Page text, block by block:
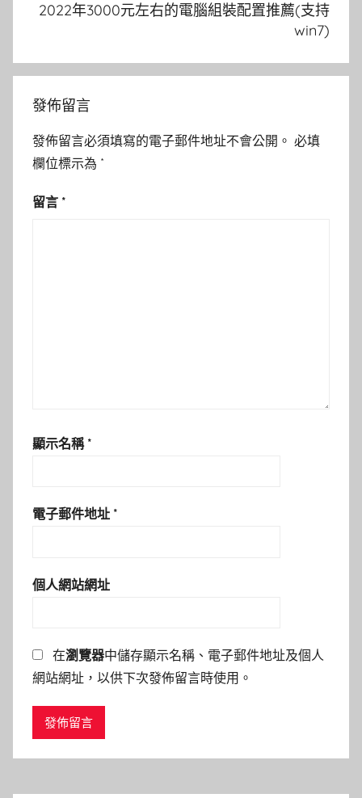
2022年3000元左右的電腦組裝配置推薦(支持
win7)
發佈留言
發佈留言必須填寫的電子郵件地址不會公開。 必填
欄位標示為 *
留言 *
顯示名稱 *
電子郵件地址 *
個人網站網址
在瀏覽器中儲存顯示名稱、電子郵件地址及個人
網站網址，以供下次發佈留言時使用。